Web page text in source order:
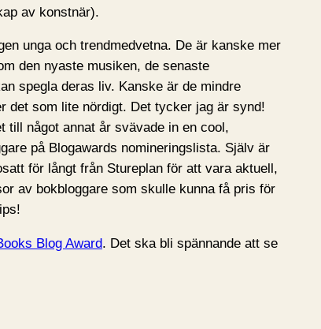
av konstnär).
unga och trendmedvetna. De är kanske mer
den nyaste musiken, de senaste
spegla deras liv. Kanske är de mindre
det som lite nördigt. Det tycker jag är synd!
till något annat år svävade in en cool,
på Blogawards nomineringslista. Själv är
för långt från Stureplan för att vara aktuell,
av bokbloggare som skulle kunna få pris för
Blog Award. Det ska bli spännande att se